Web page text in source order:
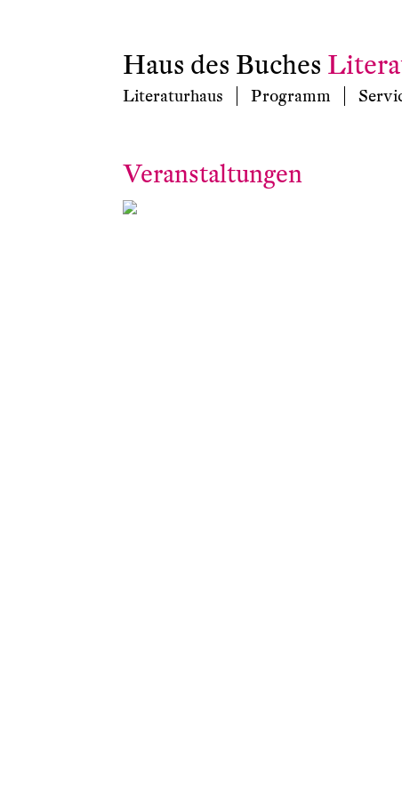
Haus des Buches
Literaturhaus Programm
Veranstaltungen